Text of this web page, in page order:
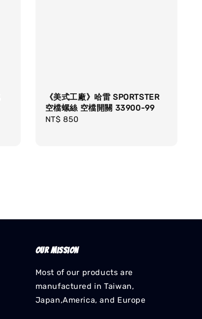
《美式工廠》哈雷 SPORTSTER
空檔螺絲 空檔開關 33900-99
Regular
NT$ 850
Our mission
Most of our products are
manufactured in Taiwan,
Japan,America, and Europe